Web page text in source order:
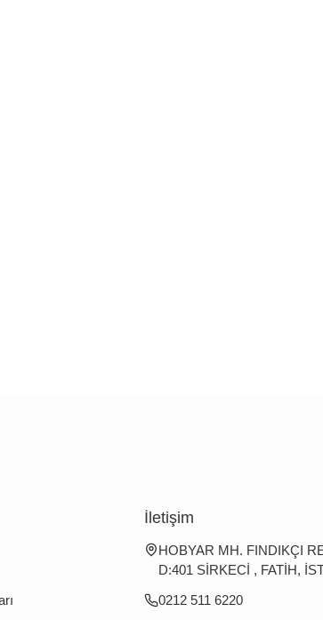
İletişim
HOBYAR MH. FINDIKÇI
D:401 SİRKECİ , FATİH,
0212 511 6220